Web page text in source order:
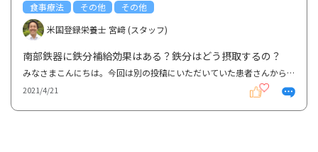
食事療法 その他
その他
米国登録栄養士 宮﨑 (スタッフ)
南部鉄器に鉄分補給効果はある？鉄分はどう摂取するの？
みなさまこんにちは。今回は別の投稿にいただいていた患者さんからの以下の質問に対する回答です。 祖母...
2021/4/21